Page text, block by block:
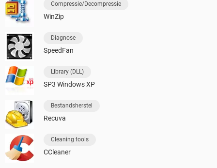
Compressie/Decompressie
WinZip
Diagnose
SpeedFan
Library (DLL)
SP3 Windows XP
Bestandsherstel
Recuva
Cleaning tools
CCleaner